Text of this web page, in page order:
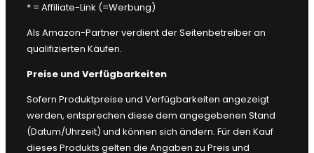
* = Affiliate-Link (=Werbung)
Als Amazon-Partner verdient der Seitenbetreiber an
qualifizierten Käufen.
Preise und Verfügbarkeiten
Sofern Produktpreise und Verfügbarkeiten angezeigt
werden, entsprechen diese dem angegebenen Stand
(Datum/Uhrzeit) und können sich ändern. Für den Kauf
dieses Produkts gelten die Angaben zu Preis und